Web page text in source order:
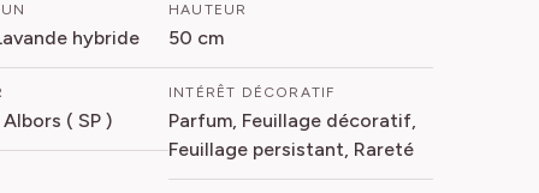
hybride
( SP )
HAUTEUR
50 cm
INTÉRÊT DÉCORATIF
Parfum, Feuillage décoratif,
Feuillage persistant, Rareté